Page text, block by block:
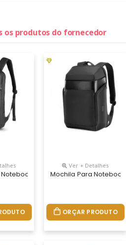
os produtos do fornecedor
Personalizada
Ver + Detalhes
Mochila Para
ORÇAR PRODUTO